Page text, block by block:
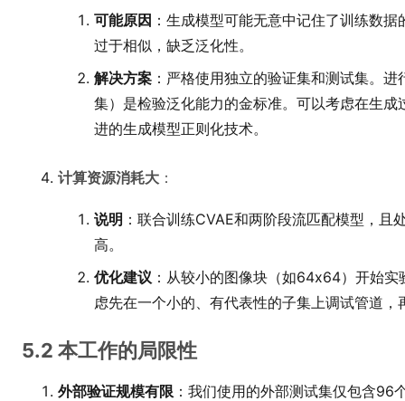
可能原因 ：生成模型可能无意中记住了训练数
过于相似，缺乏泛化性。
解决方案 ：严格使用独立的验证集和测试集。
集）是检验泛化能力的金标准。可以考虑在生
进的生成模型正则化技术。
计算资源消耗大 ：
说明 ：联合训练CVAE和两阶段流匹配模型，
高。
优化建议 ：从较小的图像块（如64x64）开始
虑先在一个小的、有代表性的子集上调试管道，
5.2 本工作的局限性
外部验证规模有限 ：我们使用的外部测试集仅包含96